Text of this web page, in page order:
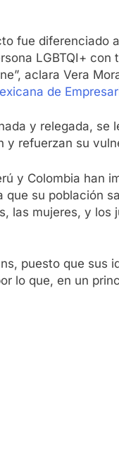
fue diferenciado
LGBTQI+
aclara Vera
de
y relegada, se
refuerzan su
y Colombia han
su población
las mujeres, y los
puesto que sus
lo que, en un